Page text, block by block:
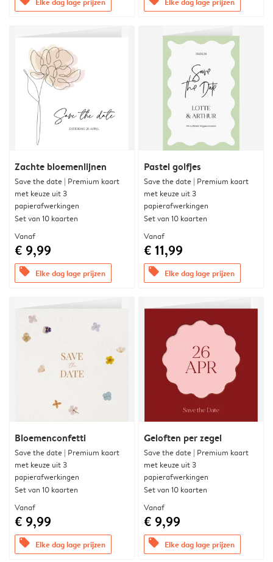
Zachte bloemenlijnen
Save the date | Premium kaart
met keuze uit 3
papierafwerkingen
Set van 10 kaarten
Vanaf
€ 9,99
offers Elke dag lage prijzen
Pastel golfjes
Save the date | Premium kaart
met keuze uit 3
papierafwerkingen
Set van 10 kaarten
Vanaf
€ 11,99
offers Elke dag lage prijzen
Bloemenconfetti
Save the date | Premium kaart
met keuze uit 3
papierafwerkingen
Set van 10 kaarten
Vanaf
€ 9,99
offers Elke dag lage prijzen
Geloften per zegel
Save the date | Premium kaart
met keuze uit 3
papierafwerkingen
Set van 10 kaarten
Vanaf
€ 9,99
offers Elke dag lage prijzen